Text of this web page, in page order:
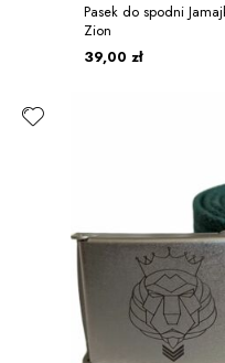
Pasek do spodni
Zion
39,00 zł